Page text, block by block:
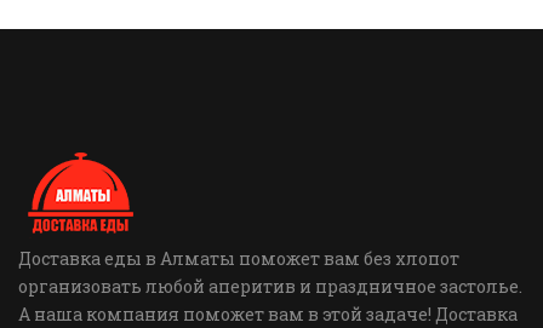
Доставка еды в Алматы поможет вам без хлопот
организовать любой аперитив и праздничное застолье.
А наша компания поможет вам в этой задаче! Доставка